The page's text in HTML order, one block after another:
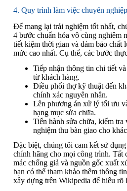
4. Quy trình làm việc chuyên
Để mang lại trải nghiệm tốt nhất,
4 bước chuẩn hóa vô cùng nghiêm
tiết kiệm thời gian và đảm bảo chất
mức cao nhất. Cụ thể, các bước
Tiếp nhận thông tin chi tiết
từ khách hàng.
Điều phối thợ kỹ thuật đến
chính xác nguyên nhân.
Lên phương án xử lý tối ưu
hạng mục sửa chữa.
Tiến hành sửa chữa, kiểm tra
nghiệm thu bàn giao cho
Đặc biệt, chúng tôi cam kết sử
chính hãng cho mọi công trình. Tất
mác chống giả và nguồn gốc xuất
bạn có thể tham khảo thêm thông
xây dựng trên Wikipedia để hiểu rõ